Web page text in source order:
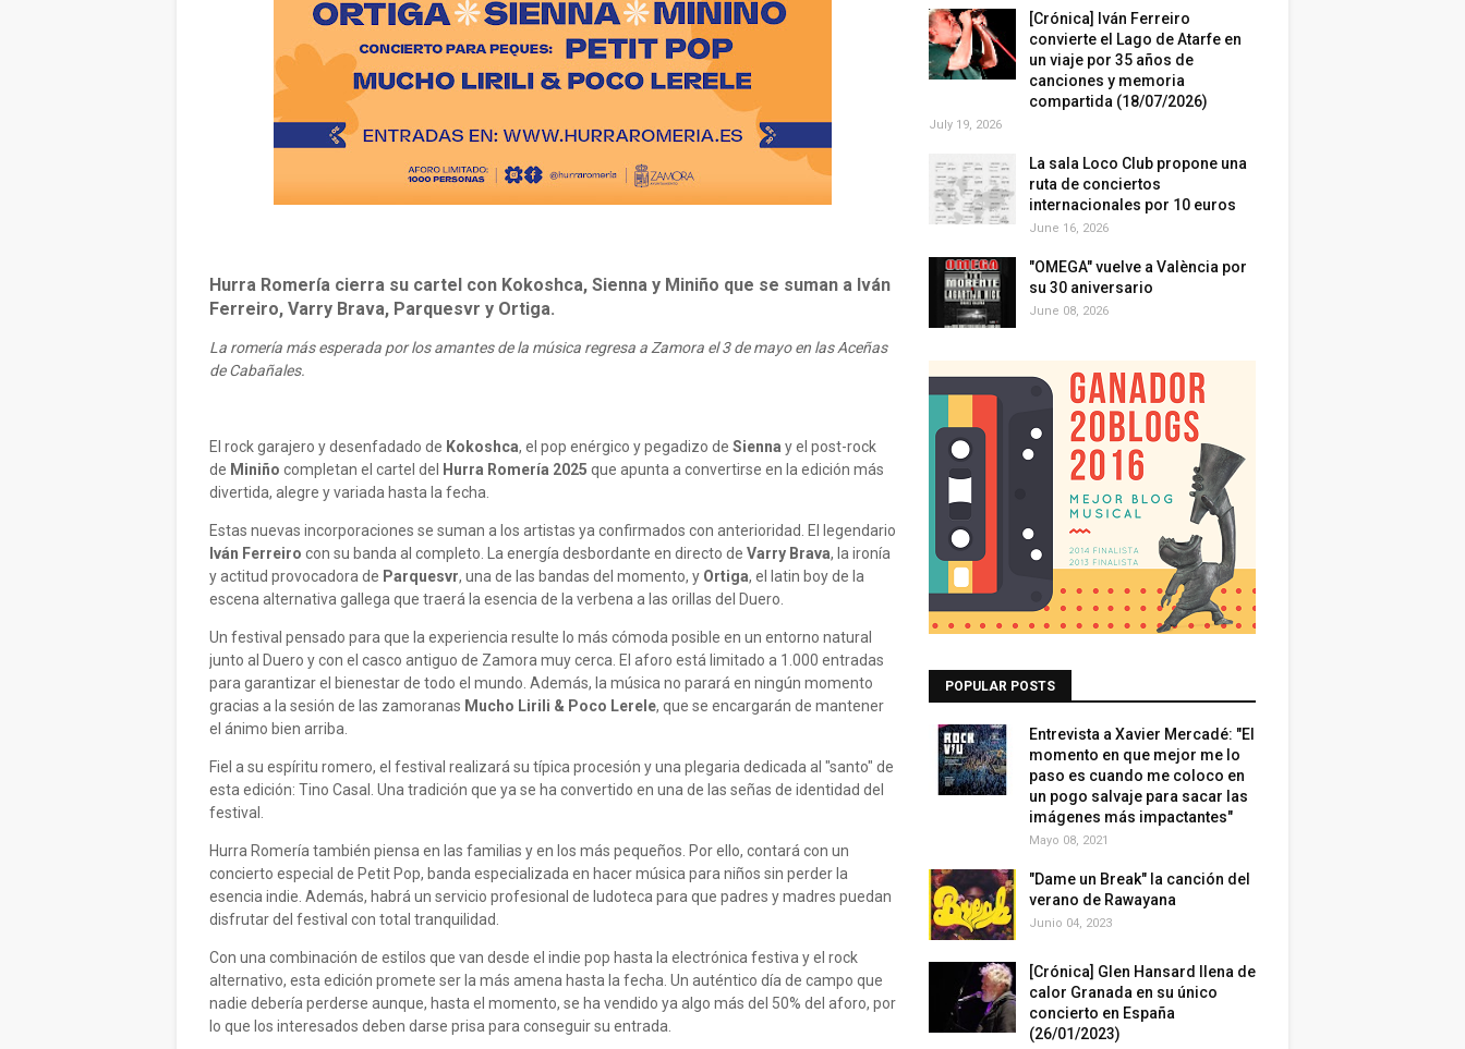
Hurra Romería cierra su cartel con Kokoshca, Sienna y Miniño que se suman a Iván
Ferreiro, Varry Brava, Parquesvr y Ortiga.
La romería más esperada por los amantes de la música regresa a Zamora el 3 de mayo en las Aceñas
de Cabañales.
El rock garajero y desenfadado de Kokoshca, el pop enérgico y pegadizo de Sienna y el post-rock
de Miniño completan el cartel del Hurra Romería 2025 que apunta a convertirse en la edición más
divertida, alegre y variada hasta la fecha.
Estas nuevas incorporaciones se suman a los artistas ya confirmados con anterioridad. El legendario
Iván Ferreiro con su banda al completo. La energía desbordante en directo de Varry Brava, la ironía
y actitud provocadora de Parquesvr, una de las bandas del momento, y Ortiga, el latin boy de la
escena alternativa gallega que traerá la esencia de la verbena a las orillas del Duero.
Un festival pensado para que la experiencia resulte lo más cómoda posible en un entorno natural
junto al Duero y con el casco antiguo de Zamora muy cerca. El aforo está limitado a 1.000 entradas
para garantizar el bienestar de todo el mundo. Además, la música no parará en ningún momento
gracias a la sesión de las zamoranas Mucho Lirili & Poco Lerele, que se encargarán de mantener
el ánimo bien arriba.
Fiel a su espíritu romero, el festival realizará su típica procesión y una plegaria dedicada al "santo" de
esta edición: Tino Casal. Una tradición que ya se ha convertido en una de las señas de identidad del
festival.
Hurra Romería también piensa en las familias y en los más pequeños. Por ello, contará con un
concierto especial de Petit Pop, banda especializada en hacer música para niños sin perder la
esencia indie. Además, habrá un servicio profesional de ludoteca para que padres y madres puedan
disfrutar del festival con total tranquilidad.
Con una combinación de estilos que van desde el indie pop hasta la electrónica festiva y el rock
alternativo, esta edición promete ser la más amena hasta la fecha. Un auténtico día de campo que
nadie debería perderse aunque, hasta el momento, se ha vendido ya algo más del 50% del aforo, por
lo que los interesados deben darse prisa para conseguir su entrada.
[Crónica] Iván Ferreiro
convierte el Lago de Atarfe en
un viaje por 35 años de
canciones y memoria
compartida (18/07/2026)
July 19, 2026
La sala Loco Club propone una
ruta de conciertos
internacionales por 10 euros
June 16, 2026
"OMEGA" vuelve a València por
su 30 aniversario
June 08, 2026
POPULAR POSTS
Entrevista a Xavier Mercadé: "El
momento en que mejor me lo
paso es cuando me coloco en
un pogo salvaje para sacar las
imágenes más impactantes"
Mayo 08, 2021
"Dame un Break" la canción del
verano de Rawayana
Junio 04, 2023
[Crónica] Glen Hansard llena de
calor Granada en su único
concierto en España
(26/01/2023)